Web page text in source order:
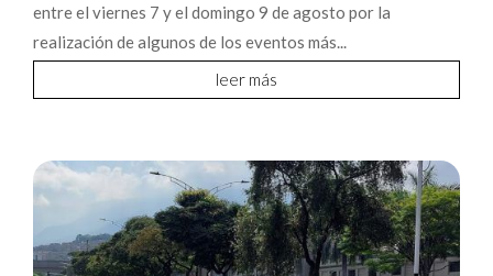
entre el viernes 7 y el domingo 9 de agosto por la
realización de algunos de los eventos más...
leer más